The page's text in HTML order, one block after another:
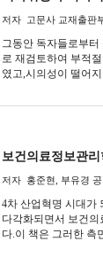
저자 고문사 교재출판
그동안 독자들로부
로 재검토하여 부적
였고,시의성이 떨어
많이 보완하여 수험
보건의료정보관
저자 홍준현, 부유경 공
4차 산업혁명 시대가
다각화되면서 보건
다.이 책은 그러한 측